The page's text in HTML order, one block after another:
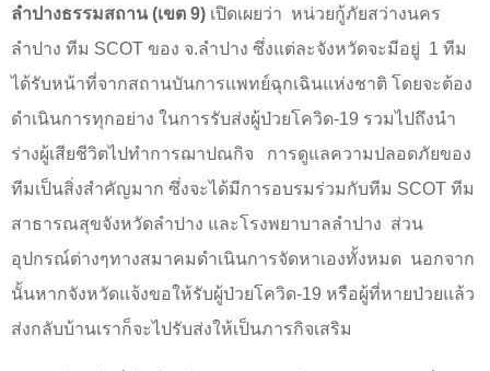
ลำปางธรรมสถาน (เขต 9) เปิดเผยว่า หน่วยกู้ภัยสว่างนคร
ลำปาง ทีม SCOT ของ จ.ลำปาง ซึ่งแต่ละจังหวัดจะมีอยู่ 1 ทีม
ได้รับหน้าที่จากสถานบันการแพทย์ฉุกเฉินแห่งชาติ โดยจะต้อง
ดำเนินการทุกอย่าง ในการรับส่งผู้ป่วยโควิด-19 รวมไปถึงนำ
ร่างผู้เสียชีวิตไปทำการฌาปณกิจ
การดูแลความปลอดภัยของ
ทีมเป็นสิ่งสำคัญมาก ซึ่งจะได้มีการอบรมร่วมกับทีม SCOT ทีม
สาธารณสุขจังหวัดลำปาง และโรงพยาบาลลำปาง ส่วน
อุปกรณ์ต่างๆทางสมาคมดำเนินการจัดหาเองทั้งหมด นอกจาก
นั้นหากจังหวัดแจ้งขอให้รับผู้ป่วยโควิด-19 หรือผู้ที่หายป่วยแล้ว
ส่งกลับบ้านเราก็จะไปรับส่งให้เป็นภารกิจเสริม